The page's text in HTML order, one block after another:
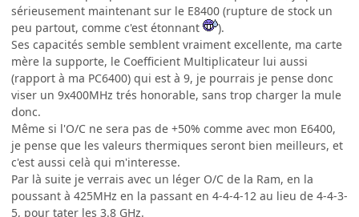
sérieusement maintenant sur le E8400 (rupture de stock un
peu partout, comme c'est étonnant
).
Ses capacités semble semblent vraiment excellente, ma carte
mère la supporte, le Coefficient Multiplicateur lui aussi
(rapport à ma PC6400) qui est à 9, je pourrais je pense donc
viser un 9x400MHz trés honorable, sans trop charger la mule
donc.
Même si l'O/C ne sera pas de +50% comme avec mon E6400,
je pense que les valeurs thermiques seront bien meilleurs, et
c'est aussi celà qui m'interesse.
Par là suite je verrais avec un léger O/C de la Ram, en la
poussant à 425MHz en la passant en 4-4-4-12 au lieu de 4-4-3-
5, pour tater les 3.8 GHz.